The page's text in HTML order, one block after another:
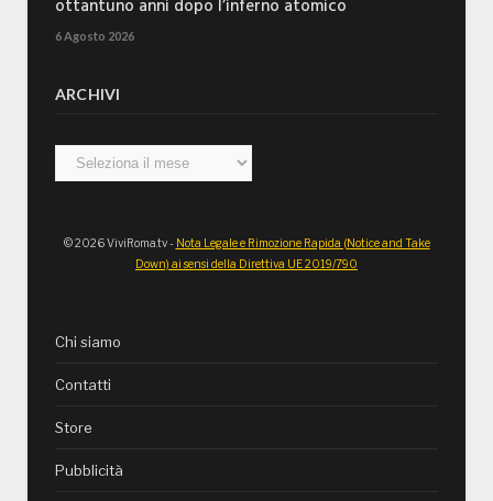
ottantuno anni dopo l’inferno atomico
6 Agosto 2026
ARCHIVI
Archivi
© 2026 ViviRoma.tv - Nota Legale e Rimozione Rapida (Notice and Take
Down) ai sensi della Direttiva UE 2019/790
Chi siamo
Contatti
Store
Pubblicità